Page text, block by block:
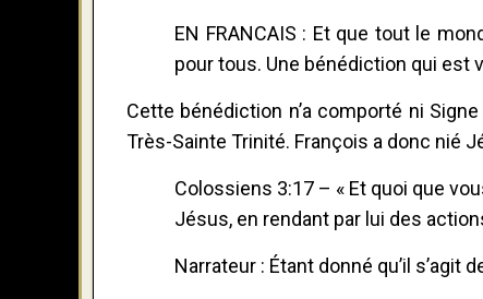
EN FRANCAIS : Et que tout le
pour tous. Une bénédiction qui est
Cette bénédiction n’a comporté ni
Très-Sainte Trinité. François a donc nié
Colossiens 3:17 – « Et quoi que
Jésus, en rendant par lui des
Narrateur : Étant donné qu’il s’agit